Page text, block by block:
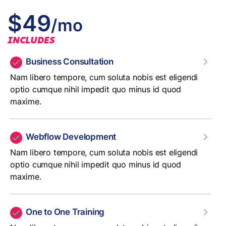
$49/mo
INCLUDES
Business Consultation
Nam libero tempore, cum soluta nobis est eligendi
optio cumque nihil impedit quo minus id quod
maxime.
Webflow Development
Nam libero tempore, cum soluta nobis est eligendi
optio cumque nihil impedit quo minus id quod
maxime.
One to One Training